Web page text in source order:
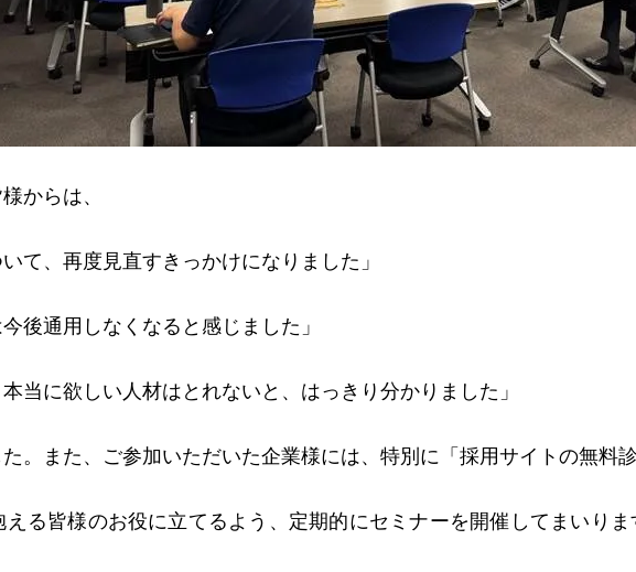
からは、
、再度見直すきっかけになりました」
通用しなくなると感じました」
に欲しい人材はとれないと、はっきり分かりました」
。また、ご参加いただいた企業様には、特別に「採用サイトの無料
る皆様のお役に立てるよう、定期的にセミナーを開催してまいり